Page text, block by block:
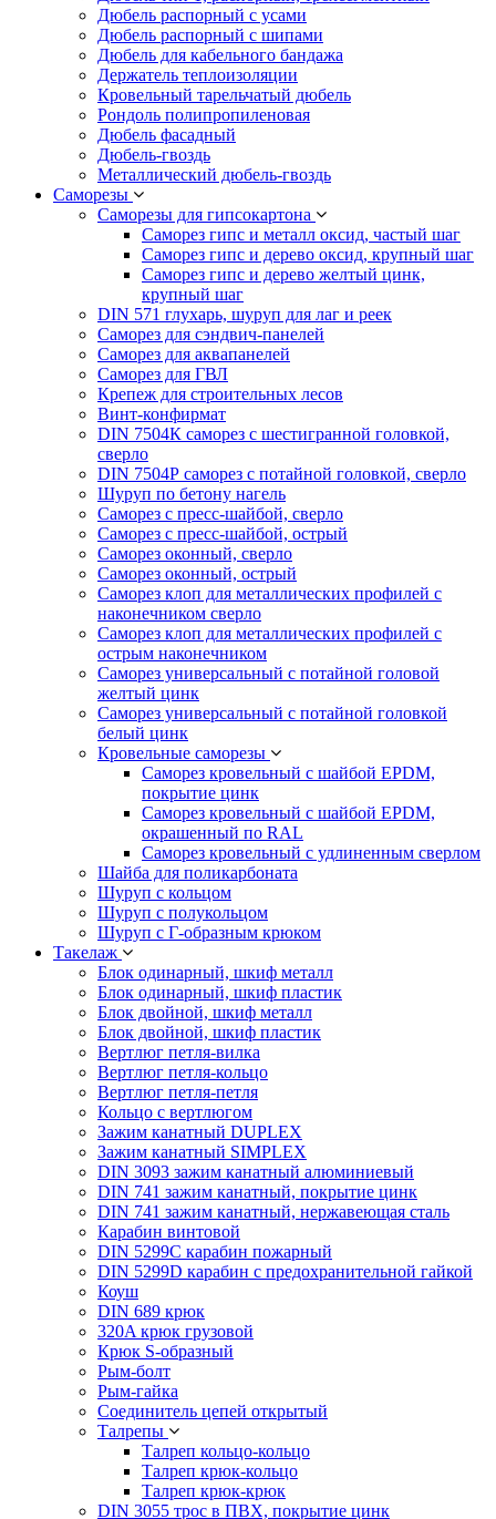
Дюбель распорный с усами
Дюбель распорный с шипами
Дюбель для кабельного бандажа
Держатель теплоизоляции
Кровельный тарельчатый дюбель
Рондоль полипропиленовая
Дюбель фасадный
Дюбель-гвоздь
Металлический дюбель-гвоздь
Саморезы
Саморезы для гипсокартона
Саморез гипс и металл оксид, частый шаг
Саморез гипс и дерево оксид, крупный шаг
Саморез гипс и дерево желтый цинк,
крупный шаг
DIN 571 глухарь, шуруп для лаг и реек
Саморез для сэндвич-панелей
Саморез для аквапанелей
Саморез для ГВЛ
Крепеж для строительных лесов
Винт-конфирмат
DIN 7504К саморез с шестигранной головкой,
сверло
DIN 7504Р саморез с потайной головкой, сверло
Шуруп по бетону нагель
Саморез с пресс-шайбой, сверло
Саморез с пресс-шайбой, острый
Саморез оконный, сверло
Саморез оконный, острый
Саморез клоп для металлических профилей с
наконечником сверло
Саморез клоп для металлических профилей с
острым наконечником
Саморез универсальный с потайной головой
желтый цинк
Саморез универсальный с потайной головкой
белый цинк
Кровельные саморезы
Саморез кровельный с шайбой EPDM,
покрытие цинк
Саморез кровельный с шайбой EPDM,
окрашенный по RAL
Саморез кровельный с удлиненным сверлом
Шайба для поликарбоната
Шуруп с кольцом
Шуруп с полукольцом
Шуруп с Г-образным крюком
Такелаж
Блок одинарный, шкиф металл
Блок одинарный, шкиф пластик
Блок двойной, шкиф металл
Блок двойной, шкиф пластик
Вертлюг петля-вилка
Вертлюг петля-кольцо
Вертлюг петля-петля
Кольцо с вертлюгом
Зажим канатный DUPLEX
Зажим канатный SIMPLEX
DIN 3093 зажим канатный алюминиевый
DIN 741 зажим канатный, покрытие цинк
DIN 741 зажим канатный, нержавеющая сталь
Карабин винтовой
DIN 5299C карабин пожарный
DIN 5299D карабин с предохранительной гайкой
Коуш
DIN 689 крюк
320A крюк грузовой
Крюк S-образный
Рым-болт
Рым-гайка
Соединитель цепей открытый
Талрепы
Талреп кольцо-кольцо
Талреп крюк-кольцо
Талреп крюк-крюк
DIN 3055 трос в ПВХ, покрытие цинк